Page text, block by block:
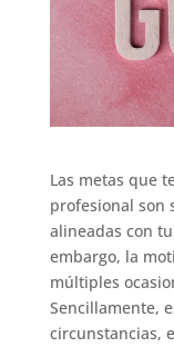
Las metas que
profesional son
alineadas con
embargo, la
múltiples
Sencillamente,
circunstancias,